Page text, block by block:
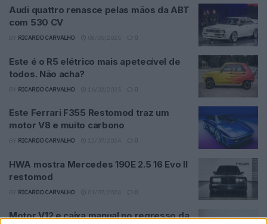
Audi quattro renasce pelas mãos da ABT
com 530 CV
RICARDO CARVALHO 0
Este é o R5 elétrico mais apetecível de
todos. Não acha?
RICARDO CARVALHO 0
Este Ferrari F355 Restomod traz um
motor V8 e muito carbono
RICARDO CARVALHO 0
HWA mostra Mercedes 190E 2.5 16 Evo II
restomod
RICARDO CARVALHO 0
Motor V12 e caixa manual no regresso da